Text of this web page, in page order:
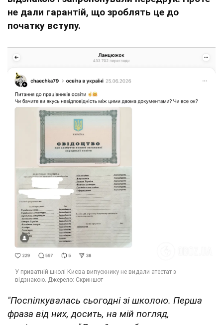
не дали гарантій, що зроблять це до
початку вступу.
"Поспілкувалась сьогодні зі школою. Перша
фраза від них, досить, на мій погляд,